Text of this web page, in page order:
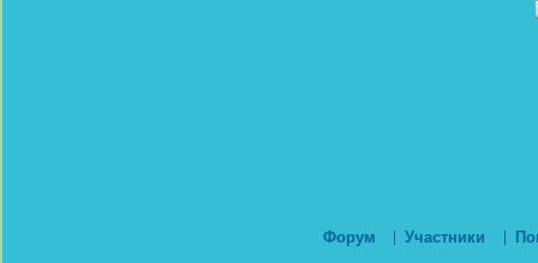
Форум Участники